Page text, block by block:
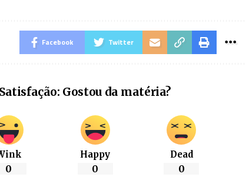
Facebook Twitter
Gostou da matéria?
0
Happy
0
Dead
0